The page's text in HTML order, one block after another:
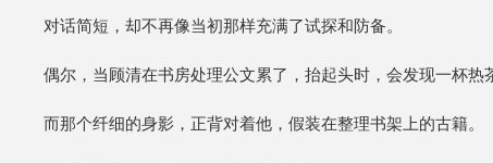
对话简短，却不再像当初那样充满了试探和防备。
偶尔，当顾清在书房处理公文累了，抬起头时，会发现一杯热
而那个纤细的身影，正背对着他，假装在整理书架上的古籍。